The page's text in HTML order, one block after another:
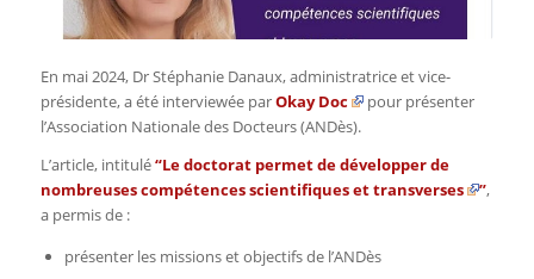
En mai 2024, Dr Stéphanie Danaux, administratrice et vice-
présidente, a été interviewée parOkay Doc
pour présenter
l’Association Nationale des Docteurs (ANDès).
L’article, intitulé“Le doctorat permet de développer de
nombreuses compétences scientifiques et transverses
”,
a permis de :
présenter les missions et objectifs de l’ANDès